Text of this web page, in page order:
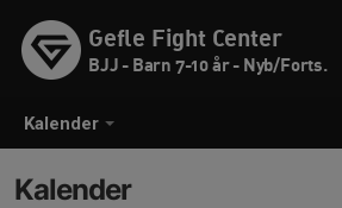
Kalender
Gefle Fight Center
BJJ - Barn 7-10 år - Nyb/Forts.
Kalender